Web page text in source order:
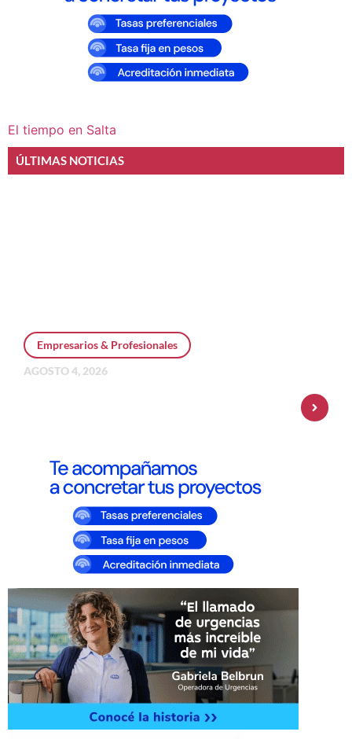
El tiempo en Salta
ÚLTIMAS NOTICIAS
Empresarios & Profesionales
AGOSTO 4, 2026